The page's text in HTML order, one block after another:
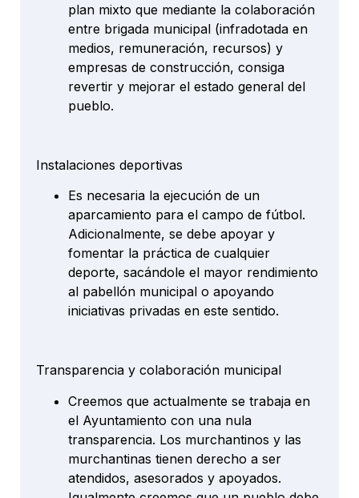
plan mixto que mediante la colaboración
entre brigada municipal (infradotada en
medios, remuneración, recursos) y
empresas de construcción, consiga
revertir y mejorar el estado general del
pueblo.
Instalaciones deportivas
Es necesaria la ejecución de un
aparcamiento para el campo de fútbol.
Adicionalmente, se debe apoyar y
fomentar la práctica de cualquier
deporte, sacándole el mayor rendimiento
al pabellón municipal o apoyando
iniciativas privadas en este sentido.
Transparencia y colaboración municipal
Creemos que actualmente se trabaja en
el Ayuntamiento con una nula
transparencia. Los murchantinos y las
murchantinas tienen derecho a ser
atendidos, asesorados y apoyados.